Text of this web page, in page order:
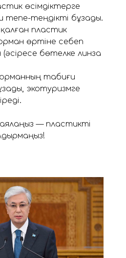
өсімдіктерге
тепе-теңдікті бұзады.
пластик
өртіне себеп
(әсіресе бөтелке линза
табиғи
экотуризмге
— пластикті